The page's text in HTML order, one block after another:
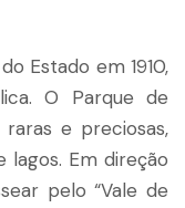
Estado em 1910,
O Parque de
e preciosas,
Em direção
pelo “Vale de